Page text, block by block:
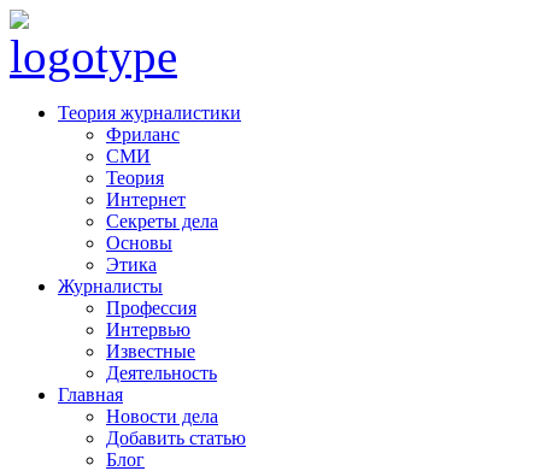
Теория журналистики
Фриланс
СМИ
Теория
Интернет
Секреты дела
Основы
Этика
Журналисты
Профессия
Интервью
Известные
Деятельность
Главная
Новости дела
Добавить статью
Блог